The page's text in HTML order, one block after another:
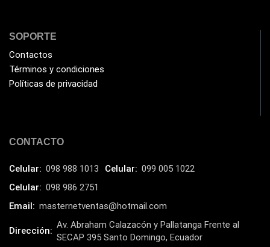
SOPORTE
Contactos
Términos y condiciones
Políticas de privacidad
CONTACTO
Celular: 098 988 1013 Celular: 099 005 1022
Celular: 098 986 2751
Email: masternetventas@hotmail.com
Dirección:
Av. Abraham Calazacón y Pallatanga Frente al
SECAP 395 Santo Domingo, Ecuador